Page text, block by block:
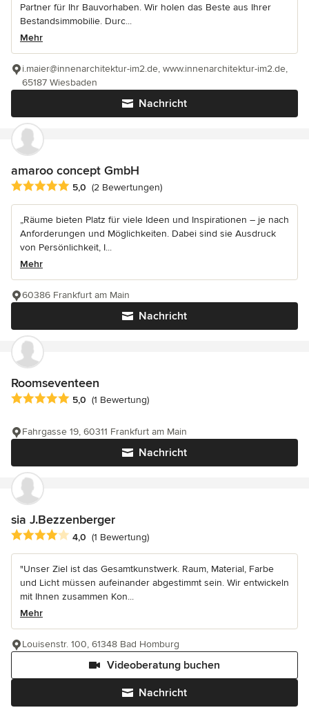
Partner für Ihr Bauvorhaben. Wir holen das Beste aus Ihrer
Bestandsimmobilie. Durc...
Mehr
Nachricht
i.maier@innenarchitektur-im2.de, www.innenarchitektur-im2.de,
65187 Wiesbaden
amaroo concept GmbH
Durchschnittliche Bewertung: 5 von 5 Sternen
5,0 (2 Bewertungen)
„Räume bieten Platz für viele Ideen und Inspirationen – je nach
Anforderungen und Möglichkeiten. Dabei sind sie Ausdruck
von Persönlichkeit, I...
Mehr
Nachricht
60386 Frankfurt am Main
Roomseventeen
Durchschnittliche Bewertung: 5 von 5 Sternen
5,0 (1 Bewertung)
Nachricht
Fahrgasse 19, 60311 Frankfurt am Main
sia J.Bezzenberger
Durchschnittliche Bewertung: 4 von 5 Sternen
4,0 (1 Bewertung)
"Unser Ziel ist das Gesamtkunstwerk. Raum, Material, Farbe
und Licht müssen aufeinander abgestimmt sein. Wir entwickeln
mit Ihnen zusammen Kon...
Mehr
Nachricht
Videoberatung buchen
Louisenstr. 100, 61348 Bad Homburg